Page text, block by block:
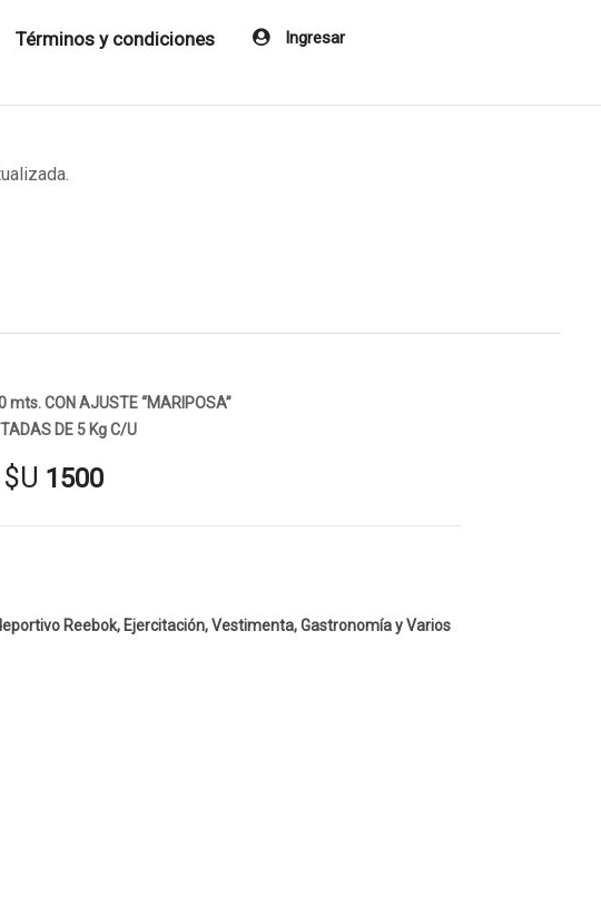
Términos y condiciones Ingresar
mts. CON AJUSTE “MARIPOSA”
DE 5 Kg C/U
1500
Reebok, Ejercitación, Vestimenta, Gastronomía y Varios